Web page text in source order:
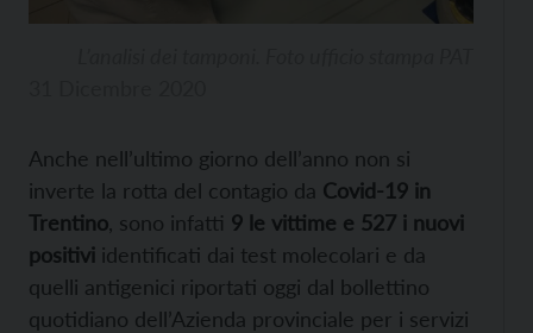
Anche nell’ultimo giorno dell’anno non si
inverte la rotta del contagio da Covid-19 in
Trentino , sono infatti 9 le vittime e 527 i nuovi
positivi identificati dai test molecolari e da
quelli antigenici riportati oggi dal bollettino
quotidiano dell’Azienda provinciale per i servizi